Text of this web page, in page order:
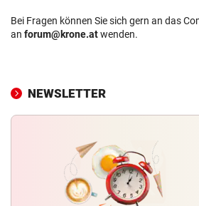
Bei Fragen können Sie sich gern an das
an forum@krone.atwenden.
NEWSLETTER